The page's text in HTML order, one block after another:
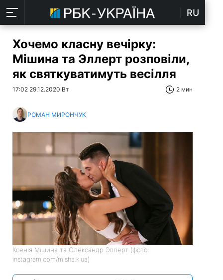
RU
Хочемо класну вечірку:
Мішина та Эллерт розповіли,
як святкуватимуть весілля
17:02 29.12.2020 Вт 2 мин
РОМАН МИРОНЧУК
Ксенія Мішина та Олександр Эллерт (фото:
instagram.com/misha.k.ua)